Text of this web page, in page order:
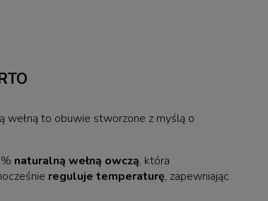
wełną to obuwie stworzone z myślą o
naturalną wełną owczą, która
reguluje temperaturę, zapewniając